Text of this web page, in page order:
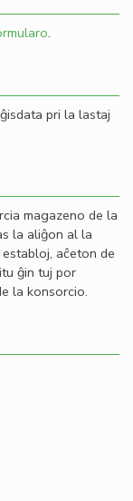
.
pri la lastaj
magazeno de la
la aliĝon al la
aĉeton de
ĝin tuj por
la konsorcio.